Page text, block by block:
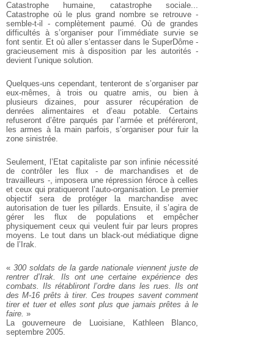
Catastrophe humaine, catastrophe sociale...
Catastrophe où le plus grand nombre se retrouve -
semble-t-il - complètement paumé. Où de grandes
difficultés à s’organiser pour l’immédiate survie se
font sentir. Et où aller s’entasser dans le SuperDôme -
gracieusement mis à disposition par les autorités -
devient l’unique solution.
Quelques-uns cependant, tenteront de s’organiser par
eux-mêmes, à trois ou quatre amis, ou bien à
plusieurs dizaines, pour assurer récupération de
denrées alimentaires et d’eau potable. Certains
refuseront d’être parqués par l’armée et préféreront,
les armes à la main parfois, s’organiser pour fuir la
zone sinistrée.
Seulement, l’Etat capitaliste par son infinie nécessité
de contrôler les flux - de marchandises et de
travailleurs -, imposera une répression féroce à celles
et ceux qui pratiqueront l’auto-organisation. Le premier
objectif sera de protéger la marchandise avec
autorisation de tuer les pillards. Ensuite, il s’agira de
gérer les flux de populations et empêcher
physiquement ceux qui veulent fuir par leurs propres
moyens. Le tout dans un black-out médiatique digne
de l’Irak.
« 300 soldats de la garde nationale viennent juste de
rentrer d’Irak. Ils ont une certaine expérience des
combats. Ils rétabliront l’ordre dans les rues. Ils ont
des M-16 prêts à tirer. Ces troupes savent comment
tirer et tuer et elles sont plus que jamais prêtes à le
faire. »
La gouverneure de Luoisiane, Kathleen Blanco,
septembre 2005.